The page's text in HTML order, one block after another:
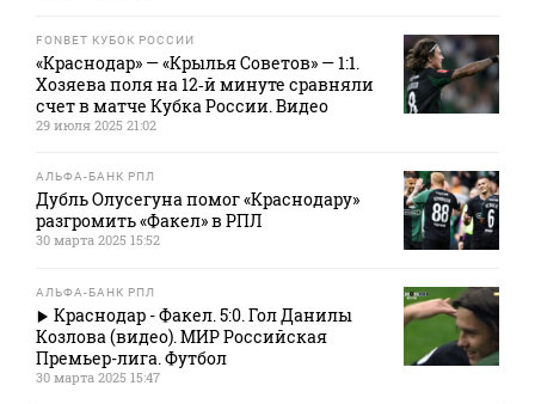
FONBET КУБОК РОССИИ
«Краснодар» — «Крылья Советов» — 1:1.
Хозяева поля на 12‑й минуте сравняли
счет в матче Кубка России. Видео
29 июля 2025 21:02
АЛЬФА-БАНК РПЛ
Дубль Олусегуна помог «Краснодару»
разгромить «Факел» в РПЛ
30 марта 2025 15:52
АЛЬФА-БАНК РПЛ
Краснодар - Факел. 5:0. Гол Данилы
Козлова (видео). МИР Российская
Премьер-лига. Футбол
30 марта 2025 15:47